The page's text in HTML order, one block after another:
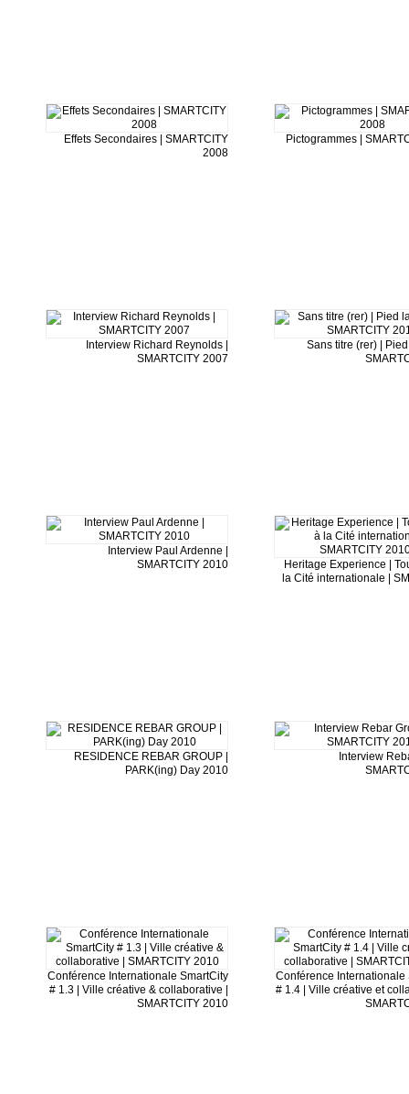
Effets Secondaires | SMARTCITY
2008
Pictogrammes |
Interview Richard Reynolds |
SMARTCITY 2007
Sans titre (rer) |
Interview Paul Ardenne |
SMARTCITY 2010
Heritage Experience |
la Cité internationale |
RESIDENCE REBAR GROUP |
PARK(ing) Day 2010
Interview
Conférence Internationale SmartCity
# 1.3 | Ville créative & collaborative |
SMARTCITY 2010
Conférence Internationale
# 1.4 | Ville créative et